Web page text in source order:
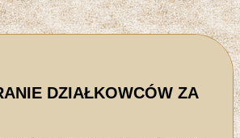
DZIAŁKOWCÓW ZA